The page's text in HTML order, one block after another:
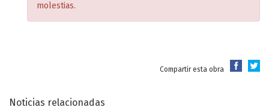
molestias.
Compartir esta obra
Noticias relacionadas